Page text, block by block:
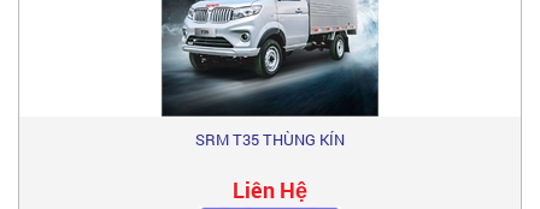
SRM T35 THÙNG KÍN
Liên Hệ